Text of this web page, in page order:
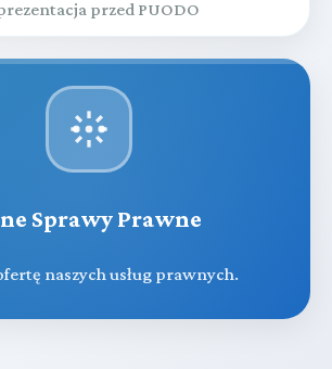
przed PUODO
Sprawy Prawne
naszych usług prawnych.